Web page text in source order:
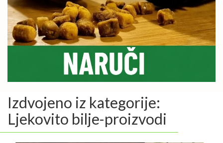
Izdvojeno iz kategorije:
Ljekovito bilje-proizvodi